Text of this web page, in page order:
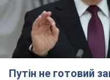
Путін не готовий